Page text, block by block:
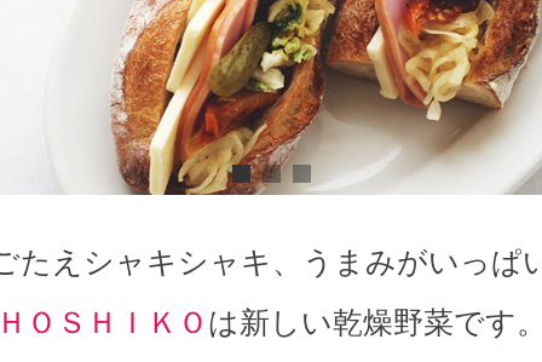
たえシャキシャキ、うまみがいっぱ
ＯＳＨＩＫＯ は新しい乾燥野菜です